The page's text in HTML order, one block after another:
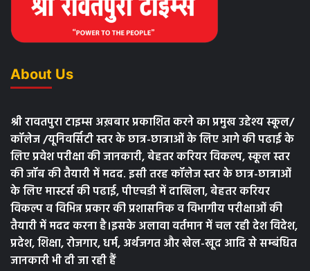
About Us
श्री रावतपुरा टाइम्स अख़बार प्रकाशित करने का प्रमुख उद्देश्य स्कूल/
कॉलेज /यूनिवर्सिटी स्तर के छात्र-छात्राओं के लिए आगे की पढाई के
लिए प्रवेश परीक्षा की जानकारी, बेहतर करियर विकल्प, स्कूल स्तर
की जॉब की तैयारी में मदद. इसी तरह कॉलेज स्तर के छात्र-छात्राओं
के लिए मास्टर्स की पढाई, पीएचडी में दाखिला, बेहतर करियर
विकल्प व विभिन्न प्रकार की प्रशासनिक व विभागीय परीक्षाओं की
तैयारी में मदद करना है।इसके अलावा वर्तमान में चल रही देश विदेश,
प्रदेश, शिक्षा, रोजगार, धर्म, अर्थजगत और खेल-खूद आदि से सम्बंधित
जानकारी भी दी जा रही हैं